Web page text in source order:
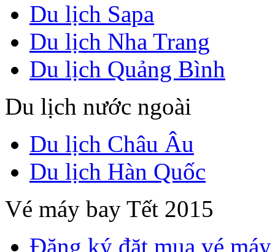
Du lịch Sapa
Du lịch Nha Trang
Du lịch Quảng Bình
Du lịch nước ngoài
Du lịch Châu Âu
Du lịch Hàn Quốc
Vé máy bay Tết 2015
Đăng ký đặt mua vé